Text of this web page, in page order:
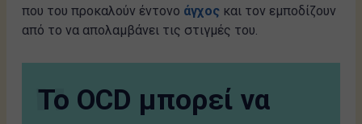
που του προκαλούν έντονο άγχος και τον εμποδίζουν
από το να απολαμβάνει τις στιγμές του.
Το OCD μπορεί να